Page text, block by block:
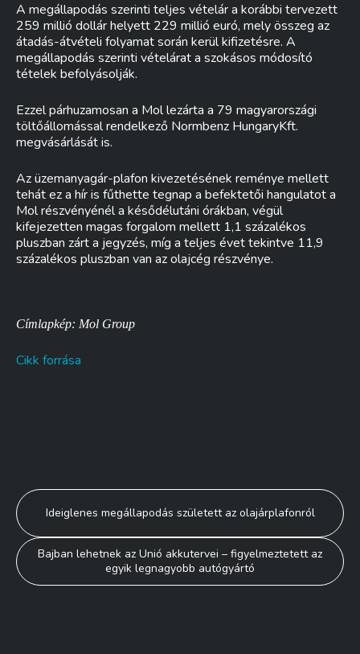
A megállapodás szerinti teljes vételár a korábbi tervezett
259 millió dollár helyett 229 millió euró, mely összeg az
átadás-átvételi folyamat során kerül kifizetésre. A
megállapodás szerinti vételárat a szokásos módosító
tételek befolyásolják.
Ezzel párhuzamosan a Mol lezárta a 79 magyarországi
töltőállomással rendelkező Normbenz HungaryKft.
megvásárlását is.
Az üzemanyagár-plafon kivezetésének reménye mellett
tehát ez a hír is fűthette tegnap a befektetői hangulatot a
Mol részvényénél a késődélutáni órákban, végül
kifejezetten magas forgalom mellett 1,1 százalékos
pluszban zárt a jegyzés, míg a teljes évet tekintve 11,9
százalékos pluszban van az olajcég részvénye.
Címlapkép: Mol Group
Cikk forrása
Bejegyzés
navigáció
Ideiglenes megállapodás született az olajárplafonról
Bajban lehetnek az Unió akkutervei – figyelmeztetett az
egyik legnagyobb autógyártó